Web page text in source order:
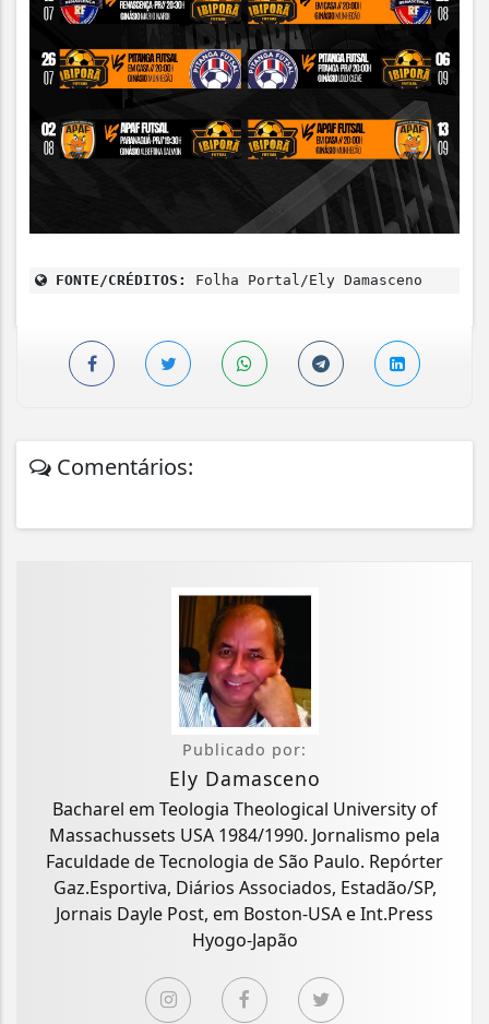
FONTE/CRÉDITOS: Folha Portal/Ely Damasceno
Comentários:
Publicado por:
Ely Damasceno
Bacharel em Teologia Theological University of
Massachussets USA 1984/1990. Jornalismo pela
Faculdade de Tecnologia de São Paulo. Repórter
Gaz.Esportiva, Diários Associados, Estadão/SP,
Jornais Dayle Post, em Boston-USA e Int.Press
Hyogo-Japão